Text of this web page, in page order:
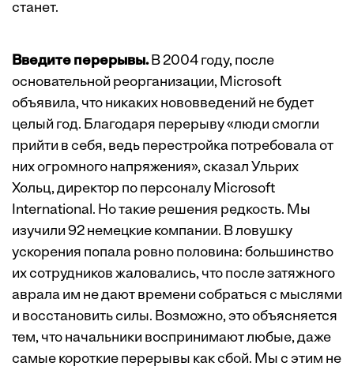
станет.
Введите перерывы.В 2004 году, после
основательной реорганизации, Microsoft
объявила, что никаких нововведений не будет
целый год. Благодаря перерыву «люди смогли
прийти в себя, ведь перестройка потребовала от
них огромного напряжения», сказал Ульрих
Хольц, директор по персоналу Microsoft
International. Но такие решения редкость. Мы
изучили 92 немецкие компании. В ловушку
ускорения попала ровно половина: большинство
их сотрудников жаловались, что после затяжного
аврала им не дают времени собраться с мыслями
и восстановить силы. Возможно, это объясняется
тем, что начальники воспринимают любые, даже
самые короткие перерывы как сбой. Мы с этим не